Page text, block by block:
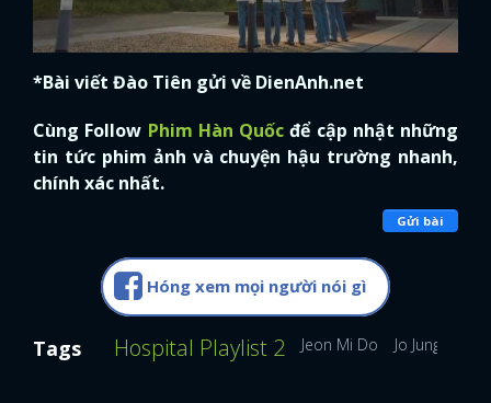
*Bài viết Đào Tiên gửi về DienAnh.net
Cùng Follow Phim Hàn Quốcđể cập nhật những
tin tức phim ảnh và chuyện hậu trường nhanh,
chính xác nhất.
Gửi bài
Hóng xem mọi người nói gì
Tags Hospital Playlist 2 Jeon Mi Do Jo Jung Suk